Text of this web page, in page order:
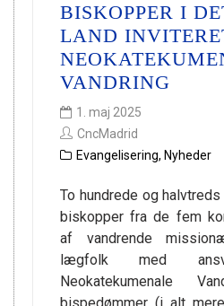
BISKOPPER I
LAND
VANDRING
1. maj 2025
CncMadrid
Evangelisering, Nyheder
To hundrede og
biskopper fra de fem
af vandrende
lægfolk med
Neokatekumenale